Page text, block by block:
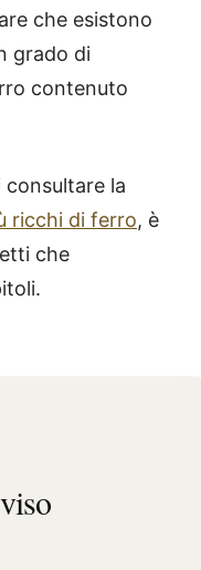
che esistono
grado di
contenuto
la
ricchi di ferro, è
che